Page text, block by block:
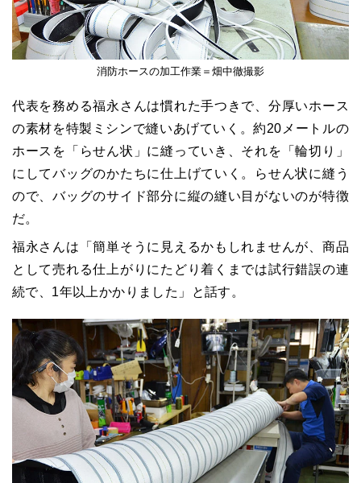
消防ホースの加工作業＝畑中徹撮影
代表を務める福永さんは慣れた手つきで、分厚いホース
の素材を特製ミシンで縫いあげていく。約20メートルの
ホースを「らせん状」に縫っていき、それを「輪切り」
にしてバッグのかたちに仕上げていく。らせん状に縫う
ので、バッグのサイド部分に縦の縫い目がないのが特徴
だ。
福永さんは「簡単そうに見えるかもしれませんが、商品
として売れる仕上がりにたどり着くまでは試行錯誤の連
続で、1年以上かかりました」と話す。